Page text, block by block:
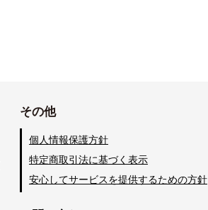
その他
個人情報保護方針
特定商取引法に基づく表示
安心してサービスを提供するための方針